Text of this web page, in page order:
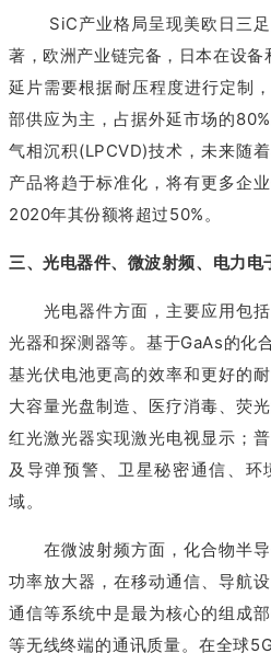
SiC产业格局呈现美欧日三足
著，欧洲产业链完备，日本在设
延片需要根据耐压程度进行定制
部供应为主，占据外延市场的
气相沉积(LPCVD)技术，未来随
产品将趋于标准化，将有更多企
2020年其份额将超过50%。
三、光电器件、微波射频、电力电
光电器件方面，主要应用包括
光器和探测器等。基于GaAs的化
基光伏电池更高的效率和更好的
大容量光盘制造、医疗消毒、荧
红光激光器实现激光电视显示；
及导弹预警、卫星秘密通信、环
域。
在微波射频方面，化合物半导
功率放大器，在移动通信、导航
通信等系统中是最为核心的组成
等无线终端的通讯质量。在全球